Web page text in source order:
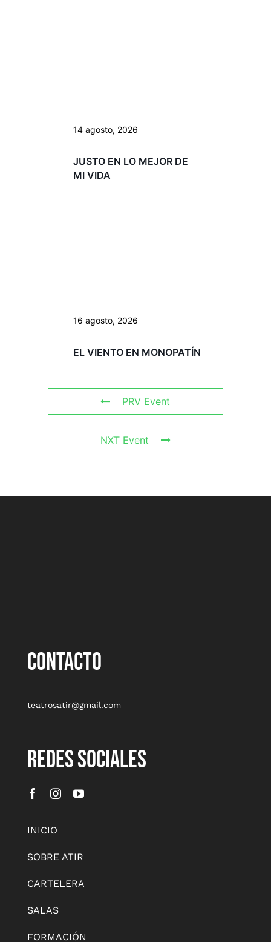
14 agosto, 2026
JUSTO EN LO MEJOR DE
MI VIDA
16 agosto, 2026
EL VIENTO EN MONOPATÍN
PRV Event
NXT Event
CONTACTO
teatrosatir@gmail.com
REDES SOCIALES
INICIO
SOBRE ATIR
CARTELERA
SALAS
FORMACIÓN